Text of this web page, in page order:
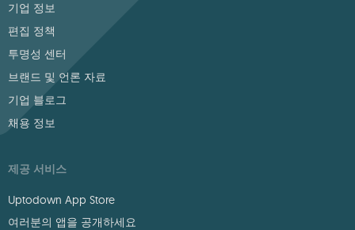
기업 정보
편집 정책
투명성 센터
브랜드 및 언론 자료
기업 블로그
채용 정보
제공 서비스
Uptodown App Store
여러분의 앱을 공개하세요